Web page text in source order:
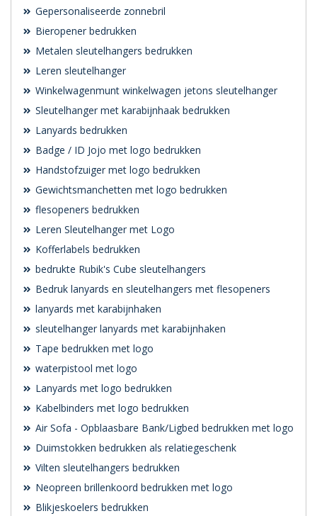
Gepersonaliseerde zonnebril
Bieropener bedrukken
Metalen sleutelhangers bedrukken
Leren sleutelhanger
Winkelwagenmunt winkelwagen jetons sleutelhanger
Sleutelhanger met karabijnhaak bedrukken
Lanyards bedrukken
Badge / ID Jojo met logo bedrukken
Handstofzuiger met logo bedrukken
Gewichtsmanchetten met logo bedrukken
flesopeners bedrukken
Leren Sleutelhanger met Logo
Kofferlabels bedrukken
bedrukte Rubik's Cube sleutelhangers
Bedruk lanyards en sleutelhangers met flesopeners
lanyards met karabijnhaken
sleutelhanger lanyards met karabijnhaken
Tape bedrukken met logo
waterpistool met logo
Lanyards met logo bedrukken
Kabelbinders met logo bedrukken
Air Sofa - Opblaasbare Bank/Ligbed bedrukken met logo
Duimstokken bedrukken als relatiegeschenk
Vilten sleutelhangers bedrukken
Neopreen brillenkoord bedrukken met logo
Blikjeskoelers bedrukken